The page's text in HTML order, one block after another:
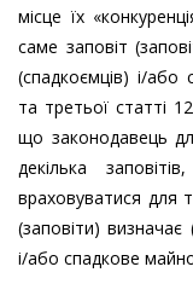
місце їх
саме заповіт
(спадкоємців) і/або
та третьої статті
що законодавець
декілька
враховуватися для
(заповіти)
і/або спадкове